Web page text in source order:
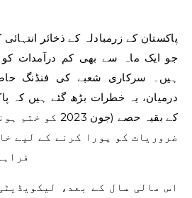
جو ایک ماہ سے بھی کم درآمدات کو
ہیں۔ سرکاری شعبے کی فنڈنگ
کے بقیہ حصے (جون
ضروریات کو پورا کرنے کے لیے